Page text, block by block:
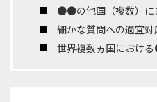
●●の他国（複数）に
細かな質問への適宜
世界複数ヵ国におけ